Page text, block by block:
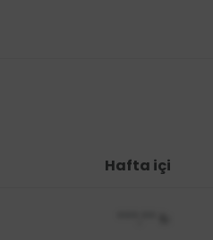
Hafta içi